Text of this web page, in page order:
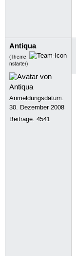
Antiqua
(Theme
nstarter)
Anmeldungsdatum:
30. Dezember 2008
Beiträge:4541